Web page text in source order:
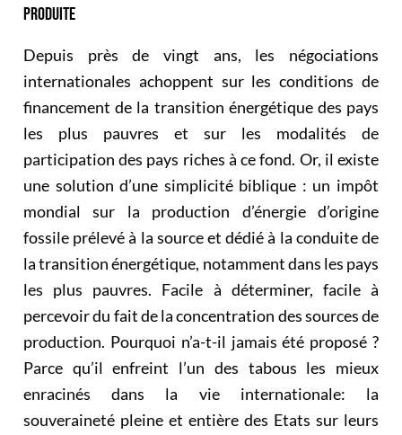
PRODUITE
Depuis près de vingt ans, les négociations
internationales achoppent sur les conditions de
financement de la transition énergétique des pays
les plus pauvres et sur les modalités de
participation des pays riches à ce fond. Or, il existe
une solution d’une simplicité biblique : un impôt
mondial sur la production d’énergie d’origine
fossile prélevé à la source et dédié à la conduite de
la transition énergétique, notamment dans les pays
les plus pauvres. Facile à déterminer, facile à
percevoir du fait de la concentration des sources de
production. Pourquoi n’a-t-il jamais été proposé ?
Parce qu’il enfreint l’un des tabous les mieux
enracinés dans la vie internationale: la
souveraineté pleine et entière des Etats sur leurs